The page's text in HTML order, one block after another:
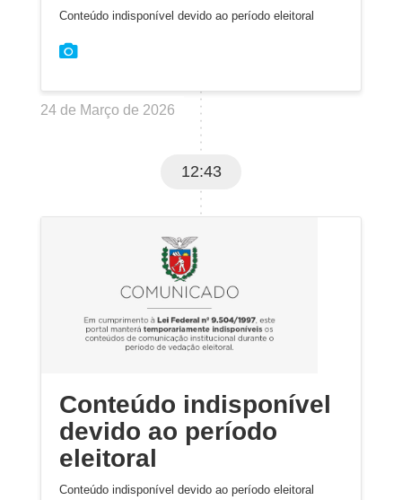
Conteúdo indisponível devido ao período eleitoral
24 de Março de 2026
12:43
Conteúdo indisponível
devido ao período
eleitoral
Conteúdo indisponível devido ao período eleitoral